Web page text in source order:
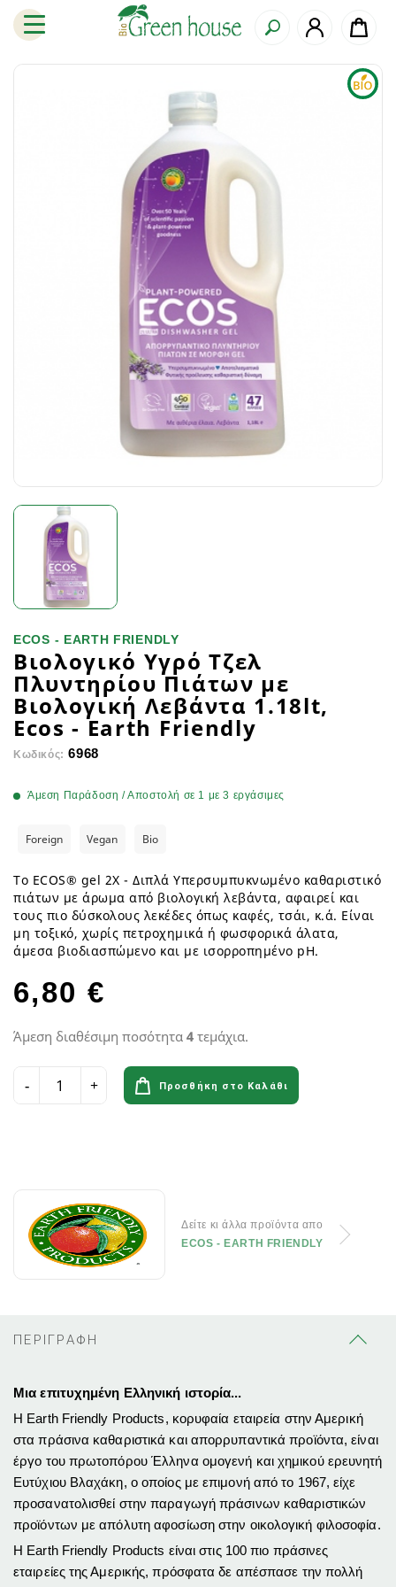
ECOS - EARTH FRIENDLY
Βιολογικό Υγρό Τζελ
Πλυντηρίου Πιάτων με
Βιολογική Λεβάντα 1.18lt,
Ecos - Earth Friendly
Κωδικός: 6968
Άμεση Παράδοση / Αποστολή σε 1 με 3 εργάσιμες
Foreign Vegan Bio
Το ECOS® gel 2Χ - Διπλά Υπερσυμπυκνωμένο καθαριστικό
πιάτων με άρωμα από βιολογική λεβάντα, αφαιρεί και
τους πιο δύσκολους λεκέδες όπως καφές, τσάι, κ.ά. Είναι
μη τοξικό, χωρίς πετροχημικά ή φωσφορικά άλατα,
άμεσα βιοδιασπώμενο και με ισορροπημένο pH.
6,80 €
Άμεση διαθέσιμη ποσότητα 4 τεμάχια.
Προσθήκη στο Καλάθι
Δείτε κι άλλα προϊόντα απο
ECOS - EARTH FRIENDLY
ΠΕΡΙΓΡΑΦΗ
Μια επιτυχημένη Ελληνική ιστορία...
Η Earth Friendly Products, κορυφαία εταιρεία στην Αμερική
στα πράσινα καθαριστικά και απορρυπαντικά προϊόντα, είναι
έργο του πρωτοπόρου Έλληνα ομογενή και χημικού ερευνητή
Ευτύχιου Βλαχάκη, ο οποίος με επιμονή από το 1967, είχε
προσανατολισθεί στην παραγωγή πράσινων καθαριστικών
προϊόντων με απόλυτη αφοσίωση στην οικολογική φιλοσοφία.
Η Earth Friendly Products είναι στις 100 πιο πράσινες
εταιρείες της Αμερικής, πρόσφατα δε απέσπασε την πολλή